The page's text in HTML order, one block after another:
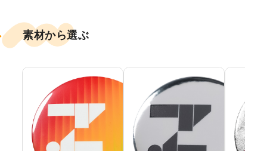
素材から選ぶ